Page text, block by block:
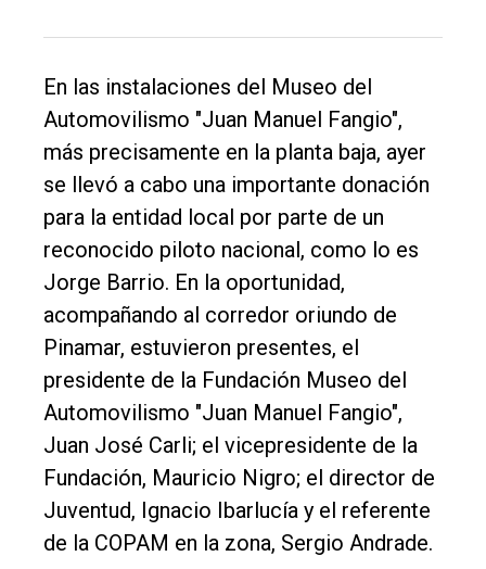
Balcarce
Inicio
Tendencia
General
Política
Cultura
Entrevistas
Rural
Deportes
Fúnebres
En las instalaciones del Museo del
Automovilismo "Juan Manuel Fangio",
más precisamente en la planta baja, ayer
se llevó a cabo una importante donación
para la entidad local por parte de un
reconocido piloto nacional, como lo es
Jorge Barrio. En la oportunidad,
acompañando al corredor oriundo de
Pinamar, estuvieron presentes, el
presidente de la Fundación Museo del
Automovilismo "Juan Manuel Fangio",
Juan José Carli; el vicepresidente de la
Fundación, Mauricio Nigro; el director de
Juventud, Ignacio Ibarlucía y el referente
de la COPAM en la zona, Sergio Andrade.